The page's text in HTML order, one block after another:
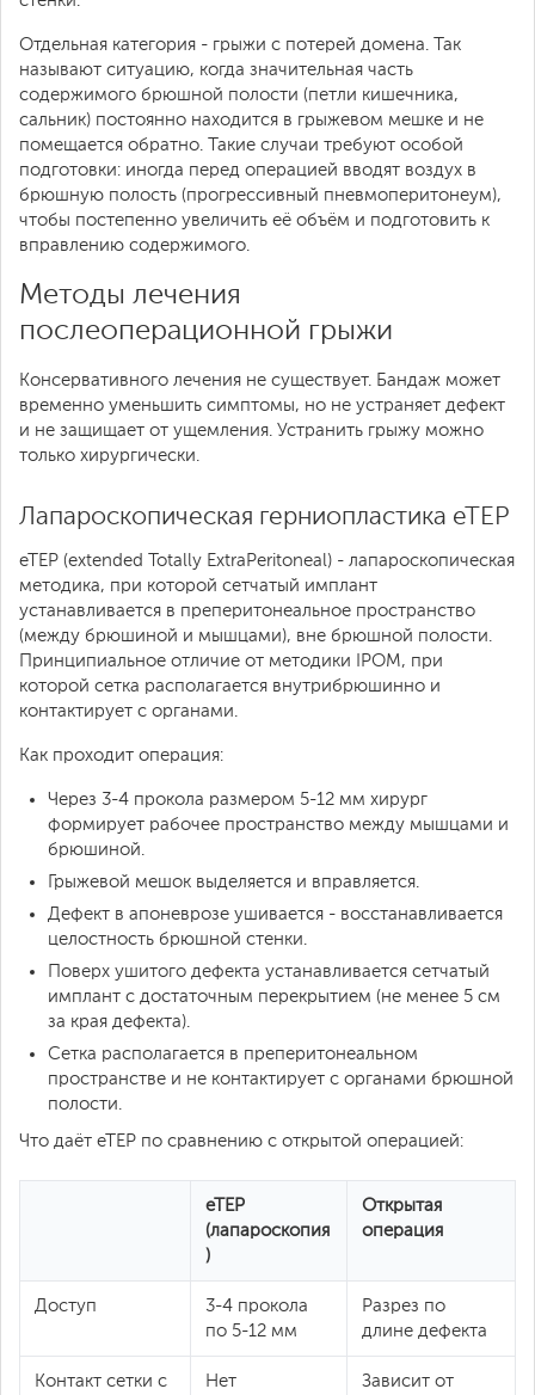
Отдельная категория - грыжи с потерей домена. Так
называют ситуацию, когда значительная часть
содержимого брюшной полости (петли кишечника,
сальник) постоянно находится в грыжевом мешке и не
помещается обратно. Такие случаи требуют особой
подготовки: иногда перед операцией вводят воздух в
брюшную полость (прогрессивный пневмоперитонеум),
чтобы постепенно увеличить её объём и подготовить к
вправлению содержимого.
Методы лечения
послеоперационной грыжи
Консервативного лечения не существует. Бандаж может
временно уменьшить симптомы, но не устраняет дефект
и не защищает от ущемления. Устранить грыжу можно
только хирургически.
Лапароскопическая герниопластика eTEP
eTEP (extended Totally ExtraPeritoneal) - лапароскопическая
методика, при которой сетчатый имплант
устанавливается в преперитонеальное пространство
(между брюшиной и мышцами), вне брюшной полости.
Принципиальное отличие от методики IPOM, при
которой сетка располагается внутрибрюшинно и
контактирует с органами.
Как проходит операция:
Через 3-4 прокола размером 5-12 мм хирург
формирует рабочее пространство между мышцами и
брюшиной.
Грыжевой мешок выделяется и вправляется.
Дефект в апоневрозе ушивается - восстанавливается
целостность брюшной стенки.
Поверх ушитого дефекта устанавливается сетчатый
имплант с достаточным перекрытием (не менее 5 см
за края дефекта).
Сетка располагается в преперитонеальном
пространстве и не контактирует с органами брюшной
полости.
Что даёт eTEP по сравнению с открытой операцией:
eTEP
(лапароскопия
)
Открытая
операция
Доступ
3-4 прокола
по 5-12 мм
Разрез по
длине дефекта
Контакт сетки с
Нет
Зависит от